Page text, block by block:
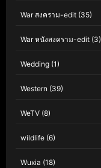
War สงคราม-edit (35)
War หนังสงคราม-edit (3)
Wedding (1)
Western (39)
WeTV (8)
wildlife (6)
Wuxia (18)